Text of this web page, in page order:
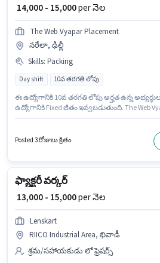
₹ 14,000 - 15,000per నెల
The Web Vyapar Placement
నరేలా, ఢిల్లీ
Skills: Packing
Day shift 10వ తరగతి లోపు
ఈ ఉద్యోగానికి 10వ తరగతి లోపు అర్హత ఉన్న
ఉద్యోగానికి Fixed జీతం ఇవ్వబడుతుంది. The Web
కోసం, నెల జీతం ₹15000 ఉంటుంది. ఇది Full Time
Posted 3 రోజులు క్రితం
ఫ్యాక్టరీ వర్కర్
₹ 13,000 - 15,000per నెల
Lenskart
RIICO Industrial Area, భివాడీ
శ్రమ/సహాయకుడు లో ఫ్రెషర్స్